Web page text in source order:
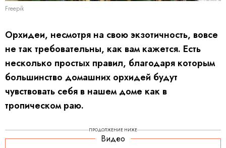
Freepik
Орхидеи, несмотря на свою экзотичность, вовсе
не так требовательны, как вам кажется. Есть
несколько простых правил, благодаря которым
большинство домашних орхидей будут
чувствовать себя в нашем доме как в
тропическом раю.
ПРОДОЛЖЕНИЕ НИЖЕ
Видео